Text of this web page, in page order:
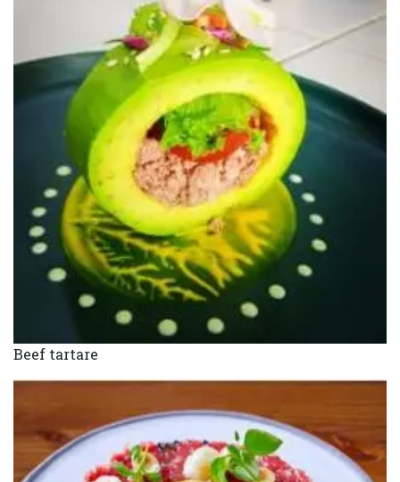
Beef tartare